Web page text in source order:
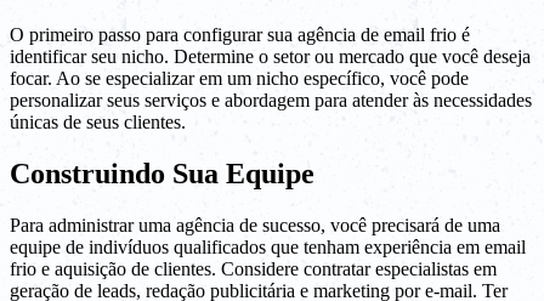
O primeiro passo para configurar sua agência de email frio é
identificar seu nicho. Determine o setor ou mercado que você deseja
focar. Ao se especializar em um nicho específico, você pode
personalizar seus serviços e abordagem para atender às necessidades
únicas de seus clientes.
Construindo Sua Equipe
Para administrar uma agência de sucesso, você precisará de uma
equipe de indivíduos qualificados que tenham experiência em email
frio e aquisição de clientes. Considere contratar especialistas em
geração de leads, redação publicitária e marketing por e-mail. Ter